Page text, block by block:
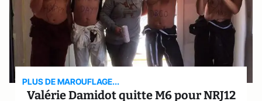
PLUS DE MAROUFLAGE...
Valérie Damidot quitte M6 pour NRJ12